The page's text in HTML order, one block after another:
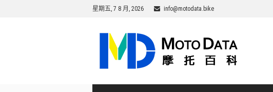
星期五, 7 8 月, 2026 info@motodata.bike